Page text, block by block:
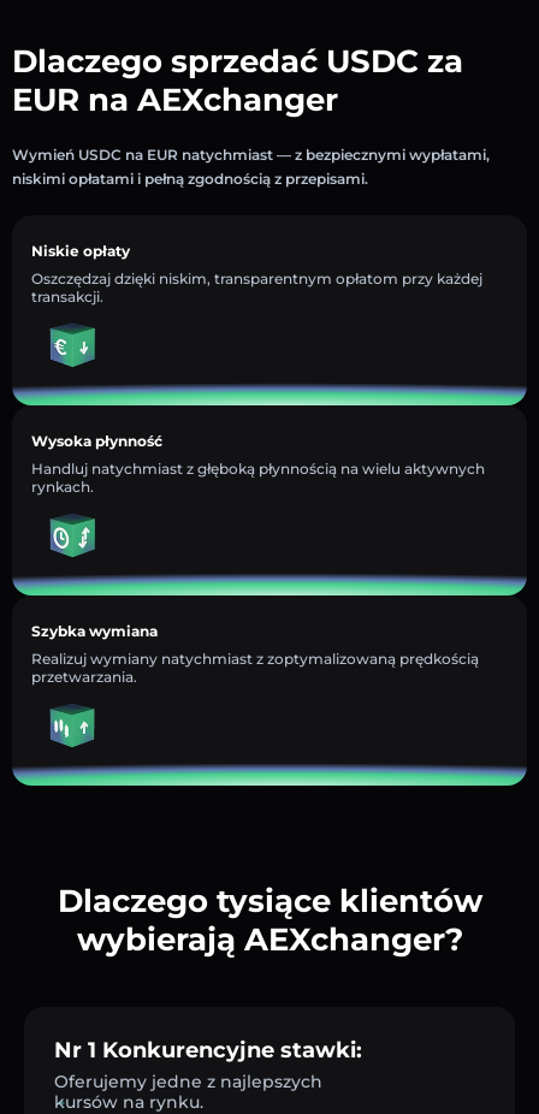
Dlaczego sprzedać USDC za
EUR na AEXchanger
Wymień USDC na EUR natychmiast — z bezpiecznymi wypłatami,
niskimi opłatami i pełną zgodnością z przepisami.
Niskie opłaty
Oszczędzaj dzięki niskim, transparentnym opłatom przy każdej
transakcji.
Wysoka płynność
Handluj natychmiast z głęboką płynnością na wielu aktywnych
rynkach.
Szybka wymiana
Realizuj wymiany natychmiast z zoptymalizowaną prędkością
przetwarzania.
Dlaczego tysiące klientów
wybierają AEXchanger?
Nr 1 Konkurencyjne stawki:
Oferujemy jedne z najlepszych
kursów na rynku.